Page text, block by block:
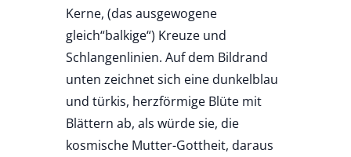
Kerne, (das ausgewogene
gleich“balkige“) Kreuze und
Schlangenlinien. Auf dem Bildrand
unten zeichnet sich eine dunkelblau
und türkis, herzförmige Blüte mit
Blättern ab, als würde sie, die
kosmische Mutter-Gottheit, daraus